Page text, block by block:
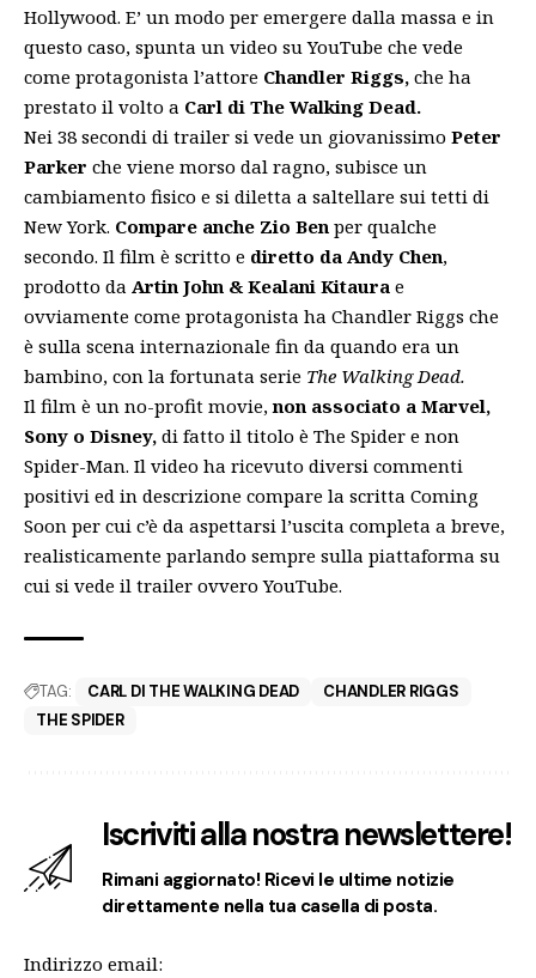
Hollywood. E’ un modo per emergere dalla massa e in
questo caso, spunta un video su YouTube che vede
come protagonista l’attore Chandler Riggs, che ha
prestato il volto a Carl di The Walking Dead.
Nei 38 secondi di trailer si vede un giovanissimo Peter
Parker che viene morso dal ragno, subisce un
cambiamento fisico e si diletta a saltellare sui tetti di
New York. Compare anche Zio Ben per qualche
secondo. Il film è scritto e diretto da Andy Chen,
prodotto da Artin John & Kealani Kitaura e
ovviamente come protagonista ha Chandler Riggs che
è sulla scena internazionale fin da quando era un
bambino, con la fortunata serie The Walking Dead.
Il film è un no-profit movie, non associato a Marvel,
Sony o Disney, di fatto il titolo è The Spider e non
Spider-Man. Il video ha ricevuto diversi commenti
positivi ed in descrizione compare la scritta Coming
Soon per cui c’è da aspettarsi l’uscita completa a breve,
realisticamente parlando sempre sulla piattaforma su
cui si vede il trailer ovvero YouTube.
TAG: CARL DI THE WALKING DEAD
CHANDLER RIGGS
THE SPIDER
Iscriviti alla nostra newslettere!
Rimani aggiornato! Ricevi le ultime notizie
direttamente nella tua casella di posta.
Indirizzo email: